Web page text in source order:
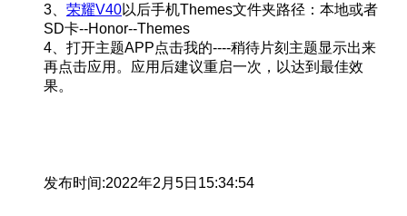
3、 荣耀V40以后手机Themes文件夹路径：本地或者
SD卡--Honor--Themes
4、打开主题APP点击我的----稍待片刻主题显示出来
再点击应用。应用后建议重启一次，以达到最佳效
果。
发布时间:2022年2月5日15:34:54